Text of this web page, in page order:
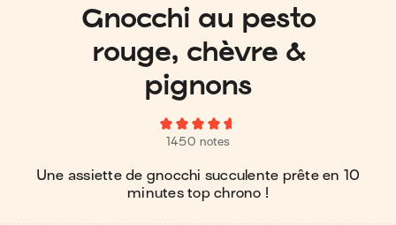
Gnocchi au pesto
rouge, chèvre &
pignons
1450 notes
Une assiette de gnocchi succulente prête en 10
minutes top chrono !